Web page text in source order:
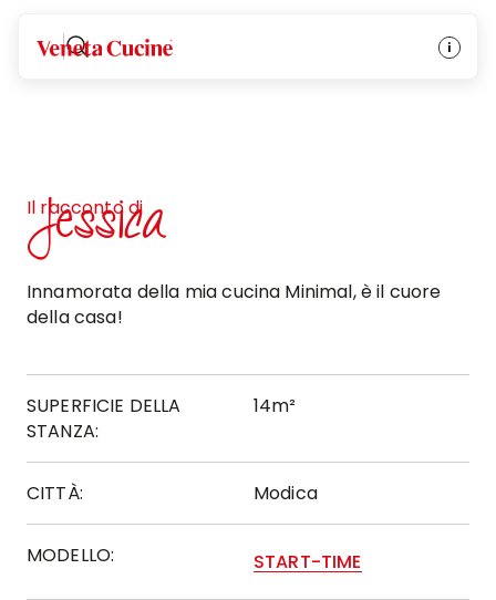
Veneta Cucine
Il racconto di
Jessica
Innamorata della mia cucina Minimal, è il cuore
della casa!
SUPERFICIE DELLA
STANZA:
14m²
CITTÀ: Modica
MODELLO: START-TIME